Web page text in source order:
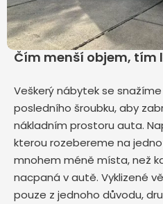
Čím menší objem, tím
Veškerý nábytek se
posledního šroubku, aby
nákladním prostoru auta.
kterou rozebereme na
mnohem méně místa, než
nacpaná v autě. Vyklizené
pouze z jednoho důvodu,